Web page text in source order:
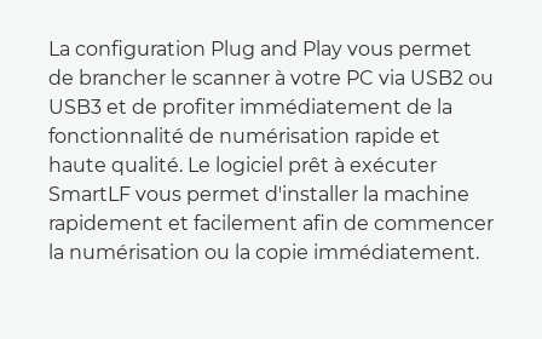
La configuration Plug and Play vous permet
de brancher le scanner à votre PC via USB2 ou
USB3 et de profiter immédiatement de la
fonctionnalité de numérisation rapide et
haute qualité. Le logiciel prêt à exécuter
SmartLF vous permet d'installer la machine
rapidement et facilement afin de commencer
la numérisation ou la copie immédiatement.